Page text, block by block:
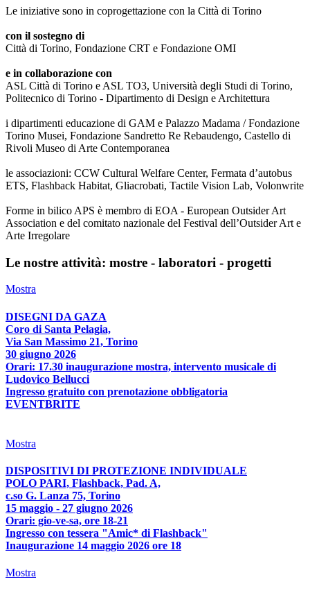
Le iniziative sono in coprogettazione con la Città di Torino
con il sostegno di
Città di Torino, Fondazione CRT e Fondazione OMI
e in collaborazione con
ASL Città di Torino e ASL TO3, Università degli Studi di Torino,
Politecnico di Torino - Dipartimento di Design e Architettura
i dipartimenti educazione di GAM e Palazzo Madama / Fondazione
Torino Musei, Fondazione Sandretto Re Rebaudengo, Castello di
Rivoli Museo di Arte Contemporanea
le associazioni: CCW Cultural Welfare Center, Fermata d’autobus
ETS, Flashback Habitat, Gliacrobati, Tactile Vision Lab, Volonwrite
Forme in bilico APS è membro di EOA - European Outsider Art
Association e del comitato nazionale del Festival dell’Outsider Art e
Arte Irregolare
Le nostre attività: mostre - laboratori - progetti
Mostra
DISEGNI DA GAZA
Coro di Santa Pelagia,
Via San Massimo 21, Torino
30 giugno 2026
Orari: 17.30 inaugurazione mostra, intervento musicale di
Ludovico Bellucci
Ingresso gratuito con prenotazione obbligatoria
EVENTBRITE
Mostra
DISPOSITIVI DI PROTEZIONE INDIVIDUALE
POLO PARI, Flashback, Pad. A,
c.so G. Lanza 75, Torino
15 maggio - 27 giugno 2026
Orari: gio-ve-sa, ore 18-21
Ingresso con tessera "Amic* di Flashback"
Inaugurazione 14 maggio 2026 ore 18
Mostra